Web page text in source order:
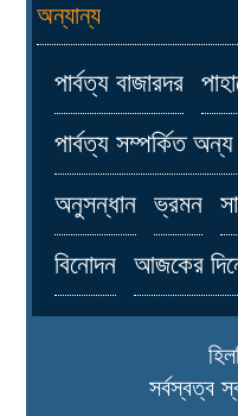
অন্যান্য
পার্বত্য বাজারদর
পার্বত্য সম্পর্কিত
অনুসন্ধান ভ্রমন
বিনোদন আজকের
সর্বস্বত্ব